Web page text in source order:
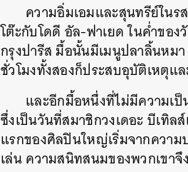
ความอิ่มเอมและสุนทรีย์ในร
โต๊ะกับโดดี อัล-ฟาเยด ในค่ำของ
กรุงปารีส มื้อนั้นมีเมนูปลาลิ้นหม
ชั่วโมงทั้งสองก็ประสบอุบัติเหตุแ
และอีกมื้อหนึ่งที่ไม่มีความเป็
ซึ่งเป็นวันที่สมาชิกวงเดอะ บีเทิ
แรกของศิลปินใหญ่เริ่มจากความ
เล่น ความสนิทสนมของพวกเขา